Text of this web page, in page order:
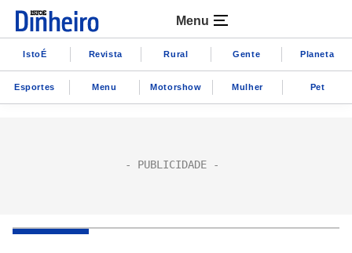
Menu
IstoÉ Revista Rural Gente Planeta
Esportes Menu Motorshow Mulher Pet